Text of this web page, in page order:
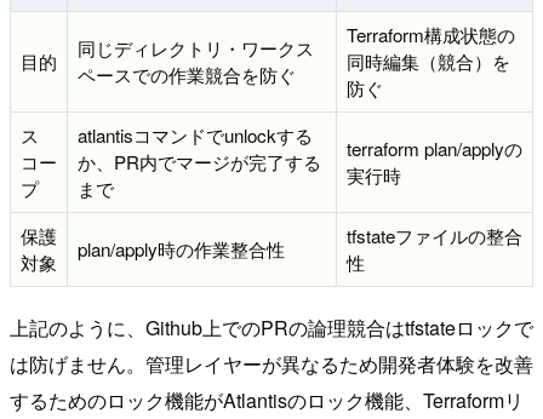
目的
同じディレクトリ・ワークス
ペースでの作業競合を防ぐ
Terraform構成状態の
同時編集（競合）を
防ぐ
ス
コー
プ
atlantisコマンドでunlockする
か、PR内でマージが完了する
まで
terraform plan/applyの
実行時
保護
対象
plan/apply時の作業整合性
tfstateファイルの整合
性
上記のように、Github上でのPRの論理競合はtfstateロックで
は防げません。管理レイヤーが異なるため開発者体験を改善
するためのロック機能がAtlantisのロック機能、Terraformリ